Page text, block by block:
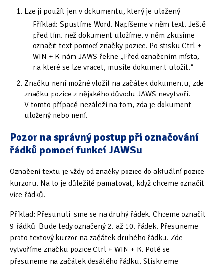
Lze ji použít jen v dokumentu, který je uložený
Příklad: Spustíme Word. Napíšeme v něm text. Ještě
před tím, než dokument uložíme, v něm zkusíme
označit text pomocí značky pozice. Po stisku Ctrl +
WIN + K nám JAWS řekne „Před označením místa,
na které se lze vracet, musíte dokument uložit.“
Značku není možné vložit na začátek dokumentu, zde
značku pozice z nějakého důvodu JAWS nevytvoří.
V tomto případě nezáleží na tom, zda je dokument
uložený nebo není.
Pozor na správný postup při označování
řádků pomocí funkcí JAWSu
Označení textu je vždy od značky pozice do aktuální pozice
kurzoru. Na to je důležité pamatovat, když chceme označit
více řádků.
Příklad: Přesunuli jsme se na druhý řádek. Chceme označit
9 řádků. Bude tedy označený 2. až 10. řádek. Přesuneme
proto textový kurzor na začátek druhého řádku. Zde
vytvoříme značku pozice Ctrl + WIN + K. Poté se
přesuneme na začátek desátého řádku. Stiskneme